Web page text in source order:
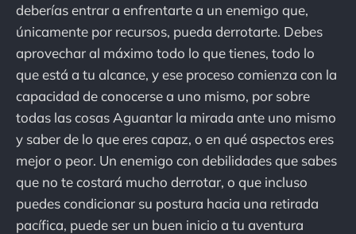
deberías entrar a enfrentarte a un enemigo que,
únicamente por recursos, pueda derrotarte. Debes
aprovechar al máximo todo lo que tienes, todo lo
que está a tu alcance, y ese proceso comienza con la
capacidad de conocerse a uno mismo, por sobre
todas las cosas Aguantar la mirada ante uno mismo
y saber de lo que eres capaz, o en qué aspectos eres
mejor o peor. Un enemigo con debilidades que sabes
que no te costará mucho derrotar, o que incluso
puedes condicionar su postura hacia una retirada
pacífica, puede ser un buen inicio a tu aventura